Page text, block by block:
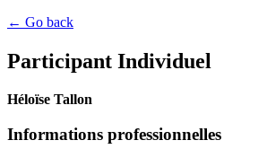
← Go back
Participant Individuel
Héloïse Tallon
Informations professionnelles